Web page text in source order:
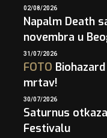
02/08/2026
Napalm Death
novembra u
31/07/2026
FOTO
mrtav!
30/07/2026
Saturnus
Festivalu